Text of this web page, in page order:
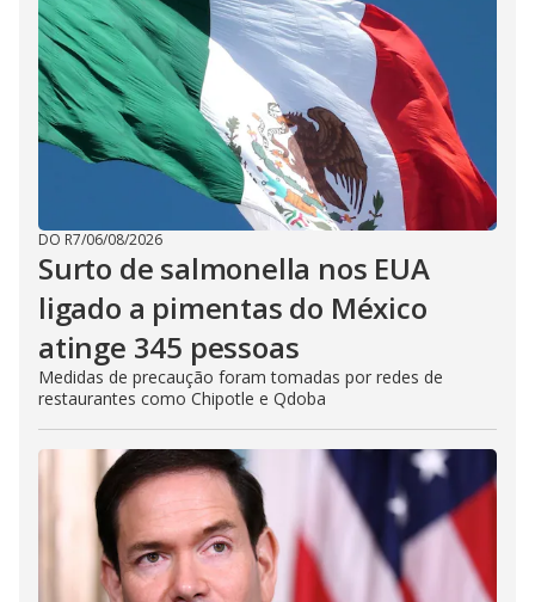
DO R7/06/08/2026
Surto de salmonella nos EUA
ligado a pimentas do México
atinge 345 pessoas
Medidas de precaução foram tomadas por redes de
restaurantes como Chipotle e Qdoba